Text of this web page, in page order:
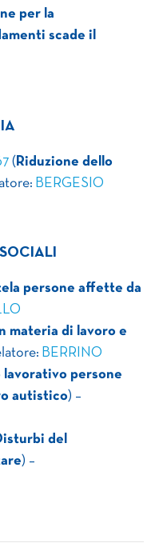
per la
scade il
( Riduzione dello
BERGESIO
persone affette da
materia di lavoro e
BERRINO
lavorativo persone
autistico) –
del
) –